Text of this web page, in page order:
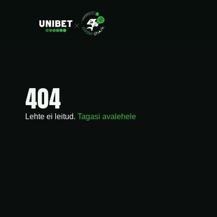
404
Lehte ei leitud. Tagasi avalehele